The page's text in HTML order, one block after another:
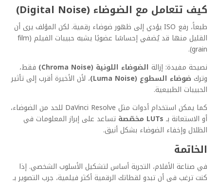
كيف تتعامل مع الضوضاء (Digital Noise)
طبعاً، رفع ISO يؤدي إلى ظهور ضوضاء رقمية. لكن المؤلف يرى أن
القليل منها قد يُضفي إحساسًا عضويًا يشبه حبيبات الفيلم (film
grain).
نصيحة مفيدة: إزالة الضوضاء اللونية (Chroma Noise)
فقط،
وترك ضوضاء السطوع (Luma Noise)
، لأن الأخيرة أقرب إلى تأثير
الحبيبات الطبيعية.
كما يمكن استخدام أدوات مثل DaVinci Resolve للحد من الضوضاء،
أو الاستعانة بـ LUTs مخصّصة
تساعد على إبراز المعلومات في
الظلال وإخفاء الضوضاء بشكل أنيق.
الخاتمة
في صناعة الأفلام، التجربة أساس لتشكيل الأسلوب الشخصي. إذا
كنت ترغب في أن تبدو لقطاتك الرقمية أكثر فيلمية، جرب التصوير بـ